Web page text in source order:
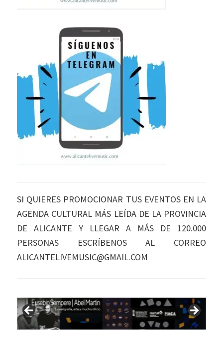
SI QUIERES PROMOCIONAR TUS EVENTOS EN LA
AGENDA CULTURAL MÁS LEÍDA DE LA PROVINCIA
DE ALICANTE Y LLEGAR A MÁS DE 120.000
PERSONAS ESCRÍBENOS AL CORREO
ALICANTELIVEMUSIC@GMAIL.COM